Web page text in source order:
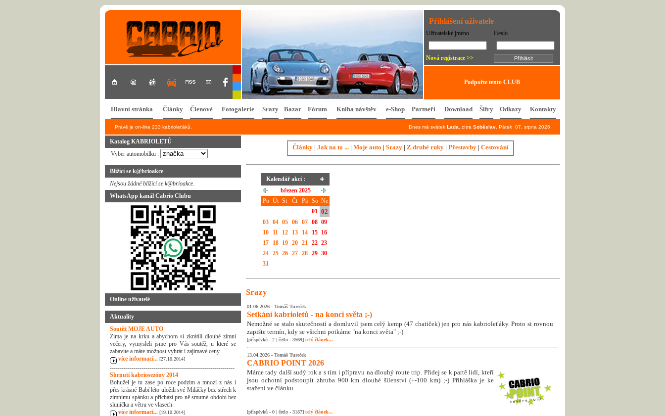
Přihlášení uživatele
Uživatelské jméno Heslo
Nová registrace >>
Podpořte tento CLUB
Hlavní stránka Články Členové Fotogalerie Srazy Bazar Fórum Kniha návštěv e-Shop Partneři Download Šifry Odkazy Kontakty
Právě je on-line 233 kabrioleťáků. Dnes má svátek Lada , zítra Soběslav . Pátek 07. srpna 2026
Katalog KABRIOLETŮ
Vyber automobilku :
Blížící se k@brioakce
Nejsou žádné blížící se k@brioakce.
WhatsApp kanál Cabrio Clubu
Online uživatelé
Aktuality
Soutěž MOJE AUTO
Zima je na krku a abychom si zkrátili dlouhé zimní
večery, vymysleli jsme pro Vás soutěž, u které se
zabavíte a máte možnost vyhrát i zajímavé ceny.
více informací... [27.10.2014]
---------------------------------------------------------------
Shrnutí kabriosezóny 2014
Bohužel je tu zase po roce podzim a mnozí z nás i
přes krásné Babí léto uložili své Miláčky bez střech k
zimnímu spánku a přichází pro ně smutné období bez
sluníčka a větru ve vlasech.
více informací... [19.10.2014]
Články | Jak na to ... | Moje auto | Srazy | Z druhé ruky | Přestavby | Cestování
Kalendář akcí :
březen 2025
Po Út St Čt Pá So Ne
01 02
03 04 05 06 07 08 09
10
11 12 13 14 15 16
17
18 19 20 21 22 23
24 25 26 27 28 29 30
31
Srazy
01.06.2026 - Tomáš Tureček
Setkání kabrioletů - na konci světa ;-)
Nemožné se stalo skutečností a domluvil jsem celý kemp (47 chatiček) jen pro nás kabrioleťáky. Proto si rovnou
zapište termín, kdy se všichni potkáme "na konci světa" ;-)
[příspěvků - 2 | četlo - 3569] celý článek...
13.04.2026 - Tomáš Tureček
CABRIO POINT 2026
Máme tady další sudý rok a s tím i přípravu na dlouhý route trip. Přidej se k partě lidí, kteří
jsou ochotní podstoupit zhruba 900 km dlouhé šílenství (+-100 km) ;-) Přihláška je ke
stažení ve článku.
[příspěvků - 0 | četlo - 3187] celý článek...